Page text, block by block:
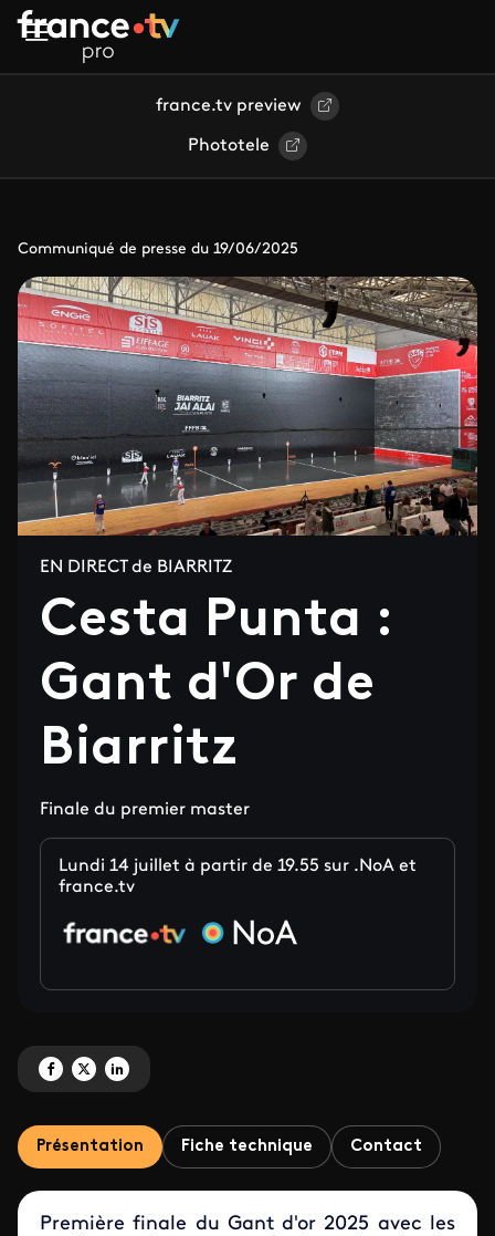
Aller au contenu principal
france.tv preview
Phototele
Communiqué de presse du 19/06/2025
EN DIRECT de BIARRITZ
Cesta Punta :
Gant d'Or de
Biarritz
Finale du premier master
Lundi 14 juillet à partir de 19.55 sur .NoA et
france.tv
Partagez 'Cesta Punta : Gant d'Or de Biarritz' sur Facebook
Partagez 'Cesta Punta : Gant d'Or de Biarritz' sur X
Partagez 'Cesta Punta : Gant d'Or de Biarritz' sur LinkedIn
Présentation Fiche technique Contact
Première finale du Gant d'or 2025 avec les